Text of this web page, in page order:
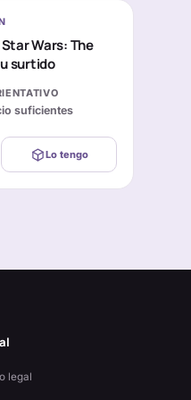
Wars: The
surtido
suficientes
Lo tengo
legal